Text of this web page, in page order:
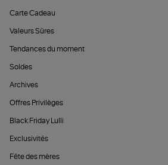
Carte Cadeau
Valeurs Sûres
Tendances du moment
Soldes
Archives
Offres Privilèges
Black Friday Lulli
Exclusivités
Fête des mères